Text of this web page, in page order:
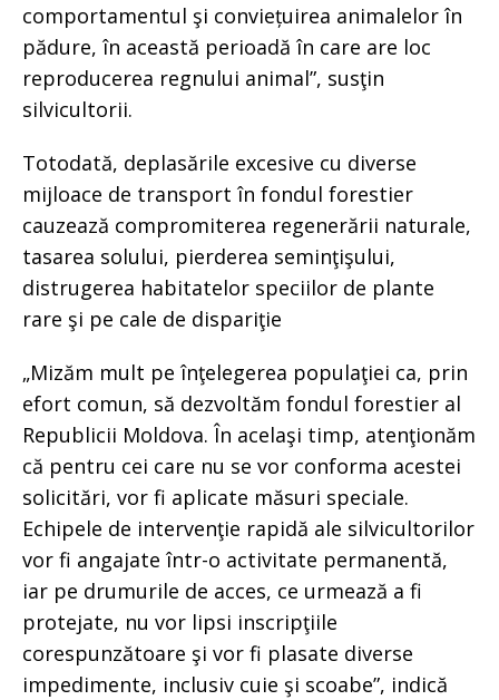
comportamentul şi conviețuirea animalelor în
pădure, în această perioadă în care are loc
reproducerea regnului animal”, susţin
silvicultorii.
Totodată, deplasările excesive cu diverse
mijloace de transport în fondul forestier
cauzează compromiterea regenerării naturale,
tasarea solului, pierderea seminţişului,
distrugerea habitatelor speciilor de plante
rare şi pe cale de dispariţie
„Mizăm mult pe înţelegerea populaţiei ca, prin
efort comun, să dezvoltăm fondul forestier al
Republicii Moldova. În acelaşi timp, atenţionăm
că pentru cei care nu se vor conforma acestei
solicitări, vor fi aplicate măsuri speciale.
Echipele de intervenţie rapidă ale silvicultorilor
vor fi angajate într-o activitate permanentă,
iar pe drumurile de acces, ce urmează a fi
protejate, nu vor lipsi inscripţiile
corespunzătoare şi vor fi plasate diverse
impedimente, inclusiv cuie şi scoabe”, indică